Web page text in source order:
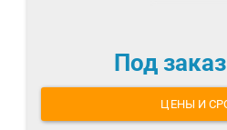
Под заказ
ЦЕНЫ И